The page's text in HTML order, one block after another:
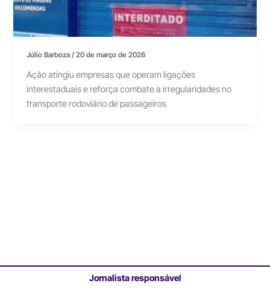
Júlio Barboza/20 de março de 2026
Ação atingiu empresas que operam ligações
interestaduais e reforça combate a irregularidades no
transporte rodoviário de passageiros
Jornalista responsável